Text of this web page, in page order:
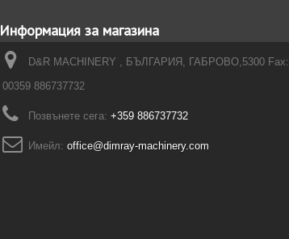
Информация за магазина
D&R MACHINERY , БЪЛГАРИЯ, ГАБРОВО,5300 Fax:
00359 886737732
Позвънете сега: +359 886737732
Имейл: office@dimray-machinery.com